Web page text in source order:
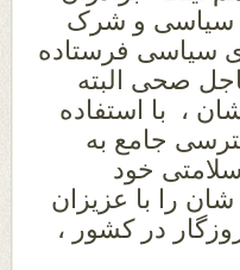
سیاسی و شرک
سیاسی فرستاده
صحی البته
، با استفاده
جامع به
خود
را با عزیزان
در کشور ،